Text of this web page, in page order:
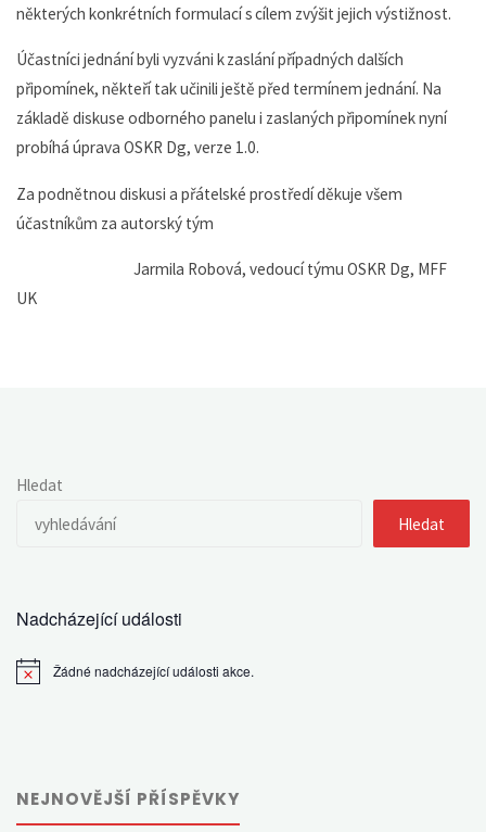
některých konkrétních formulací s cílem zvýšit jejich výstižnost.
Účastníci jednání byli vyzváni k zaslání případných dalších
připomínek, někteří tak učinili ještě před termínem jednání. Na
základě diskuse odborného panelu i zaslaných připomínek nyní
probíhá úprava OSKR Dg, verze 1.0.
Za podnětnou diskusi a přátelské prostředí děkuje všem
účastníkům za autorský tým
Jarmila Robová, vedoucí týmu OSKR Dg, MFF
UK
Hledat
Hledat
Nadcházející události
NoticeŽádné nadcházející události akce.
NEJNOVĚJŠÍ PŘÍSPĚVKY